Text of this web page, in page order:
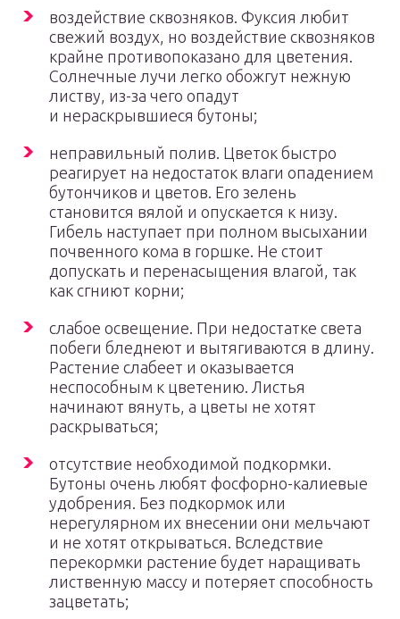
воздействие сквозняков. Фуксия любит
свежий воздух, но воздействие сквозняков
крайне противопоказано для цветения.
Солнечные лучи легко обожгут нежную
листву, из-за чего опадут
и нераскрывшиеся бутоны;
неправильный полив. Цветок быстро
реагирует на недостаток влаги опадением
бутончиков и цветов. Его зелень
становится вялой и опускается к низу.
Гибель наступает при полном высыхании
почвенного кома в горшке. Не стоит
допускать и перенасыщения влагой, так
как сгниют корни;
слабое освещение. При недостатке света
побеги бледнеют и вытягиваются в длину.
Растение слабеет и оказывается
неспособным к цветению. Листья
начинают вянуть, а цветы не хотят
раскрываться;
отсутствие необходимой подкормки.
Бутоны очень любят фосфорно-калиевые
удобрения. Без подкормок или
нерегулярном их внесении они мельчают
и не хотят открываться. Вследствие
перекормки растение будет наращивать
лиственную массу и потеряет способность
зацветать;